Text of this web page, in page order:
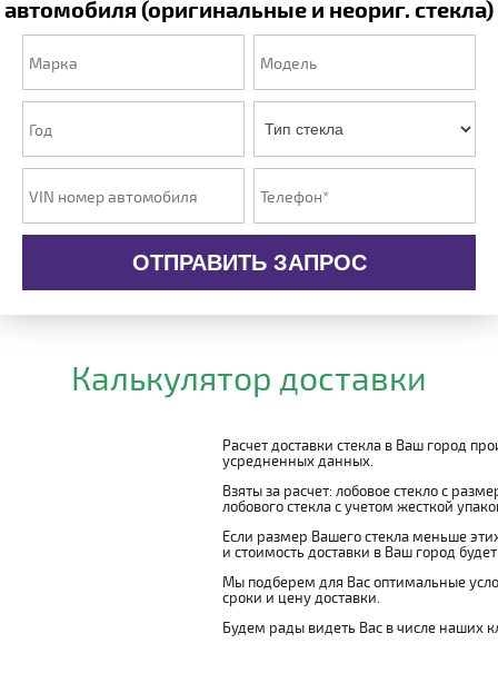
автомобиля (оригинальные и неориг. стекла)
ОТПРАВИТЬ ЗАПРОС
Калькулятор доставки
Расчет доставки стекла в Ваш город
усредненных данных.
Взяты за расчет: лобовое стекло с
лобового стекла с учетом жесткой
Если размер Вашего стекла меньше
и стоимость доставки в Ваш город
Мы подберем для Вас оптимальные
сроки и цену доставки.
Будем рады видеть Вас в числе наших